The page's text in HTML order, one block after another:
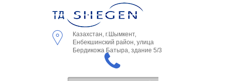
Казахстан, г.Шымкент,
Енбекшинский район, улица
Бердикожа Батыра, здание 5/3